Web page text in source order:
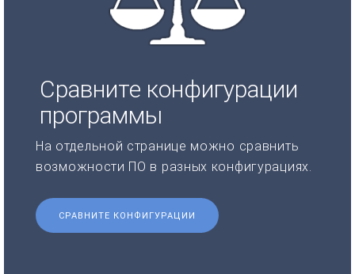
Сравните конфигурации
программы
На отдельной странице можно сравнить
возможности ПО в разных конфигурациях.
СРАВНИТЕ КОНФИГУРАЦИИ